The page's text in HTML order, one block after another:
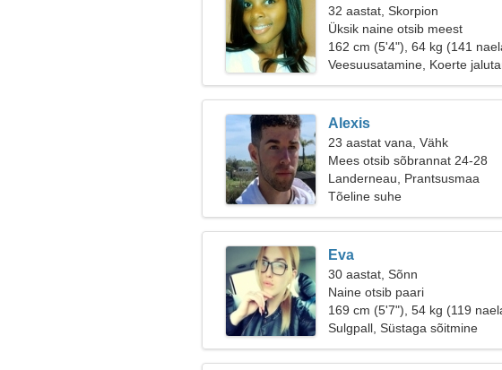
32 aastat, Skorpion
Üksik naine otsib meest
162 cm (5'4"), 64 kg (141
Veesuusatamine, Koerte
Alexis
23 aastat vana, Vähk
Mees otsib sõbrannat 24-28
Landerneau, Prantsusmaa
Tõeline suhe
Eva
30 aastat, Sõnn
Naine otsib paari
169 cm (5'7"), 54 kg (119
Sulgpall, Süstaga sõitmine